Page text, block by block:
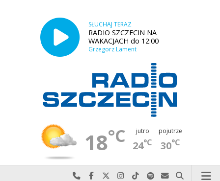
SŁUCHAJ TERAZ
RADIO SZCZECIN NA
WAKACJACH do 12:00
Grzegorz Lament
18°C jutro
24°C
pojutrze
30°C
Najlepiej po prostu do nas zadzwoń
Odwiedź nas na Facebook-u
Odwiedź nas na X
Odwiedź nas na Instagram-ie
Odwiedź nas na TikTok-u
Szukaj nas na Spotify
Wyślij do nas
Szukaj